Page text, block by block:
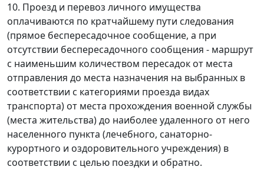
10. Проезд и перевоз личного имущества
оплачиваются по кратчайшему пути следования
(прямое беспересадочное сообщение, а при
отсутствии беспересадочного сообщения - маршрут
с наименьшим количеством пересадок от места
отправления до места назначения на выбранных в
соответствии с категориями проезда видах
транспорта) от места прохождения военной службы
(места жительства) до наиболее удаленного от него
населенного пункта (лечебного, санаторно-
курортного и оздоровительного учреждения) в
соответствии с целью поездки и обратно.